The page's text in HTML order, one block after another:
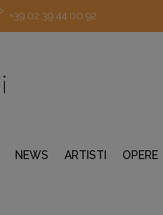
+39 02 39 44 00 92
NEWS ARTISTI OPERE